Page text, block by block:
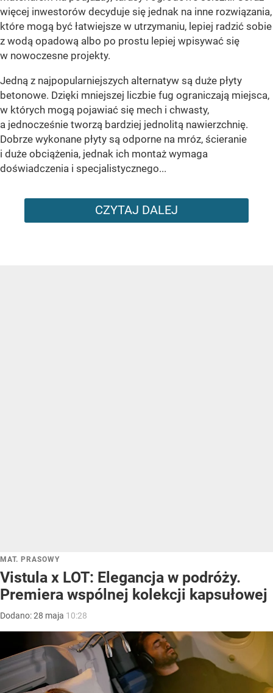
więcej inwestorów decyduje się jednak na inne rozwiązania,
które mogą być łatwiejsze w utrzymaniu, lepiej radzić sobie
z wodą opadową albo po prostu lepiej wpisywać się
w nowoczesne projekty.
Jedną z najpopularniejszych alternatyw są duże płyty
betonowe. Dzięki mniejszej liczbie fug ograniczają miejsca,
w których mogą pojawiać się mech i chwasty,
a jednocześnie tworzą bardziej jednolitą nawierzchnię.
Dobrze wykonane płyty są odporne na mróz, ścieranie
i duże obciążenia, jednak ich montaż wymaga
doświadczenia i specjalistycznego...
CZYTAJ DALEJ
MAT. PRASOWY
Vistula x LOT: Elegancja w podróży.
Premiera wspólnej kolekcji kapsułowej
Dodano:28 maja 10:28